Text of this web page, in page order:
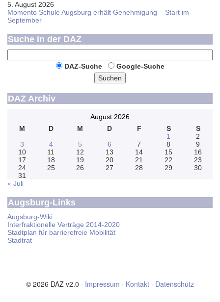
5. August 2026
Momento Schule Augsburg erhält Genehmigung – Start im
September
Suche in der DAZ
DAZ-Suche
Google-Suche
Suchen
DAZ Archiv
August 2026
M
D M D F S
S
1
2
3
4 5 6 7 8
9
10
11 12 13 14 15
16
17
18 19 20 21 22
23
24
25 26 27 28 29
30
31
« Juli
Augsburg-Links
Augsburg-Wiki
Interfraktionelle Verträge 2014-2020
Stadtplan für barrierefreie Mobilität
Stadtrat
© 2026 DAZ v2.0 · Impressum · Kontakt · Datenschutz